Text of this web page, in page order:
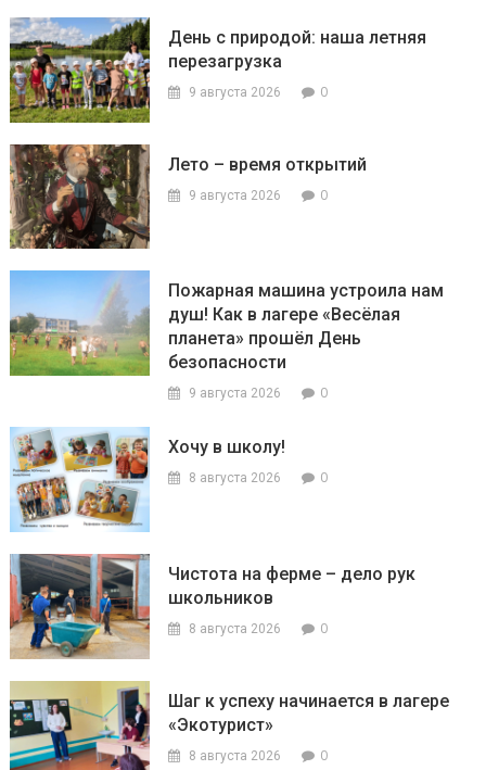
День с природой: наша летняя
перезагрузка
9 августа 2026 0
Лето – время открытий
9 августа 2026 0
Пожарная машина устроила нам
душ! Как в лагере «Весёлая
планета» прошёл День
безопасности
9 августа 2026 0
Хочу в школу!
8 августа 2026 0
Чистота на ферме – дело рук
школьников
8 августа 2026 0
Шаг к успеху начинается в лагере
«Экотурист»
8 августа 2026 0